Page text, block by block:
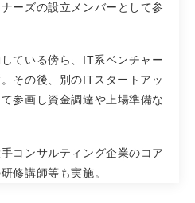
ーズの設立メンバーとして参
ている傍ら、IT系ベンチャー
その後、別のITスタートアッ
参画し資金調達や上場準備な
コンサルティング企業のコア
修講師等も実施。